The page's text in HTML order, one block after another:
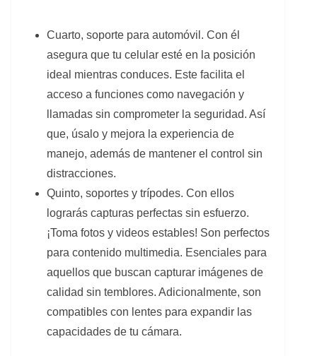
Cuarto, soporte para automóvil. Con él
asegura que tu celular esté en la posición
ideal mientras conduces. Este facilita el
acceso a funciones como navegación y
llamadas sin comprometer la seguridad. Así
que, úsalo y mejora la experiencia de
manejo, además de mantener el control sin
distracciones.
Quinto, soportes y trípodes. Con ellos
lograrás capturas perfectas sin esfuerzo.
¡Toma fotos y videos estables! Son perfectos
para contenido multimedia. Esenciales para
aquellos que buscan capturar imágenes de
calidad sin temblores. Adicionalmente, son
compatibles con lentes para expandir las
capacidades de tu cámara.